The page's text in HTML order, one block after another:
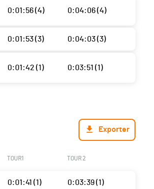
0:01:56 (4) 0:04:06 (4)
0:01:53 (3) 0:04:03 (3)
0:01:42 (1) 0:03:51 (1)
Exporter
TOUR1 TOUR 2
0:01:41 (1) 0:03:39 (1)